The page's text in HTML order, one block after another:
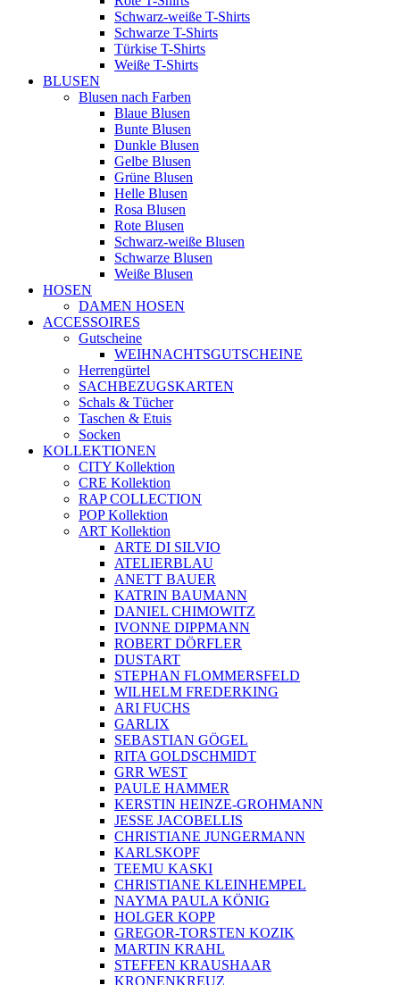
Schwarz-weiße T-Shirts
Schwarze T-Shirts
Türkise T-Shirts
Weiße T-Shirts
BLUSEN
Blusen nach Farben
Blaue Blusen
Bunte Blusen
Dunkle Blusen
Gelbe Blusen
Grüne Blusen
Helle Blusen
Rosa Blusen
Rote Blusen
Schwarz-weiße Blusen
Schwarze Blusen
Weiße Blusen
HOSEN
DAMEN HOSEN
ACCESSOIRES
Gutscheine
WEIHNACHTSGUTSCHEINE
Herrengürtel
SACHBEZUGSKARTEN
Schals & Tücher
Taschen & Etuis
Socken
KOLLEKTIONEN
CITY Kollektion
CRE Kollektion
RAP COLLECTION
POP Kollektion
ART Kollektion
ARTE DI SILVIO
ATELIERBLAU
ANETT BAUER
KATRIN BAUMANN
DANIEL CHIMOWITZ
IVONNE DIPPMANN
ROBERT DÖRFLER
DUSTART
STEPHAN FLOMMERSFELD
WILHELM FREDERKING
ARI FUCHS
GARLIX
SEBASTIAN GÖGEL
RITA GOLDSCHMIDT
GRR WEST
PAULE HAMMER
KERSTIN HEINZE-GROHMANN
JESSE JACOBELLIS
CHRISTIANE JUNGERMANN
KARLSKOPF
TEEMU KASKI
CHRISTIANE KLEINHEMPEL
NAYMA PAULA KÖNIG
HOLGER KOPP
GREGOR-TORSTEN KOZIK
MARTIN KRAHL
STEFFEN KRAUSHAAR
KRONENKREUZ